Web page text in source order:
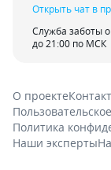
Открыть чат в
Служба заботы
до 21:00 по МСК
О проекте
Политика
Наши эксперты